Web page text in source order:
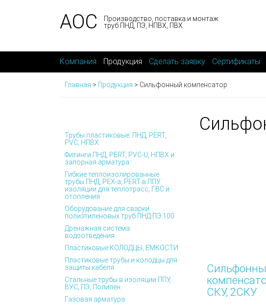
АОС
Производство, поставка и монтаж
труб ПНД, ПЭ, НПВХ, ПВХ
Компания Продукция Сделать заявку Сертификаты
Главная > Продукция > Сильфонный компенсатор
СКУ, 2СКУ
Трубы пластиковые: ПНД, PERT,
PVC, НПВХ
Фитинги ПНД, PERT, PVC-U, НПВХ и
запорная арматура
Гибкие теплоизолированные
трубы ПНД, PEX-а, PERT в ППУ
изоляции для теплотрасс, ГВС и
отопления
Оборудование для сварки
полиэтиленовых труб ПНД ПЭ 100
Дренажная система
водоотведения
Пластиковые КОЛОДЦЫ, ЕМКОСТИ
Пластиковые трубы и колодцы для
защиты кабеля
Стальные трубы в изоляции ППУ,
ВУС, ПЭ, Полилен
Газовая арматура